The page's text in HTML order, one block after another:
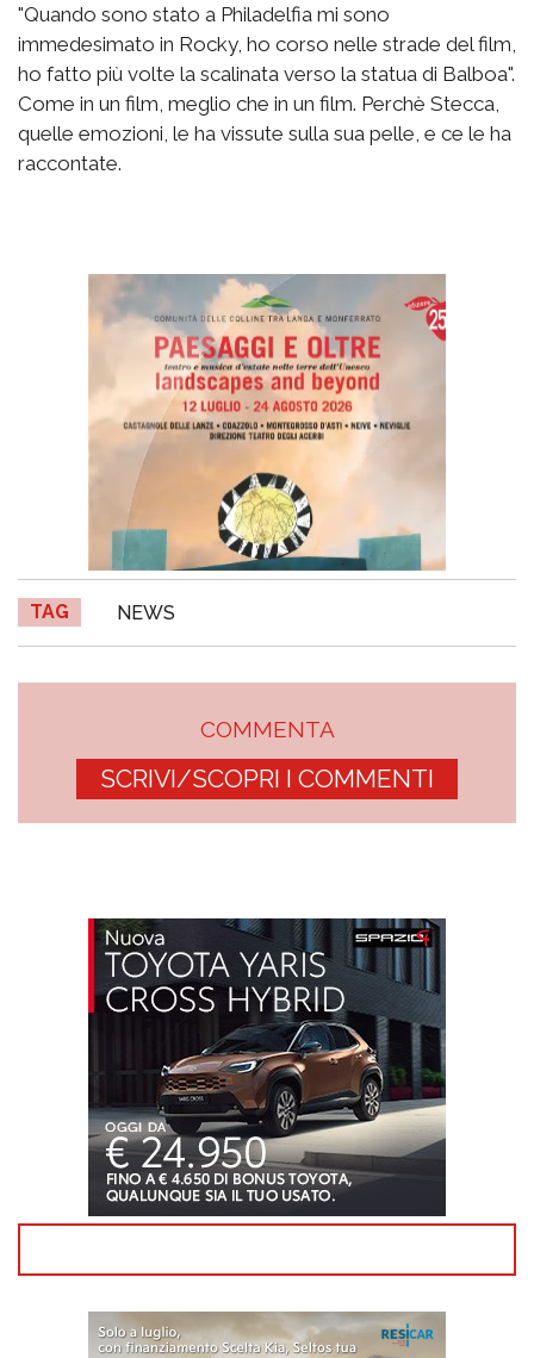
"Quando sono stato a Philadelfia mi sono
immedesimato in Rocky, ho corso nelle strade del film,
ho fatto più volte la scalinata verso la statua di Balboa".
Come in un film, meglio che in un film. Perchè Stecca,
quelle emozioni, le ha vissute sulla sua pelle, e ce le ha
raccontate.
TAG NEWS
COMMENTA
SCRIVI/SCOPRI I COMMENTI